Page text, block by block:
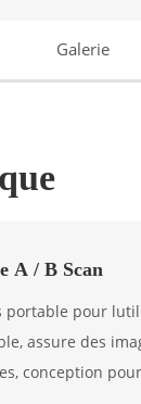
Galerie
A / B Scan
portable pour
assure des
conception